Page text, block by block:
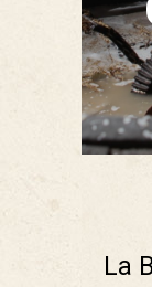
La